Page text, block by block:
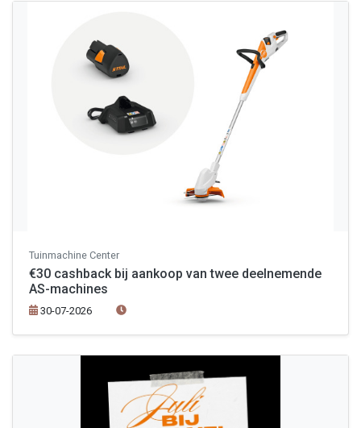
Tuinmachine Center
€30 cashback bij aankoop van twee deelnemende
AS-machines
30-07-2026